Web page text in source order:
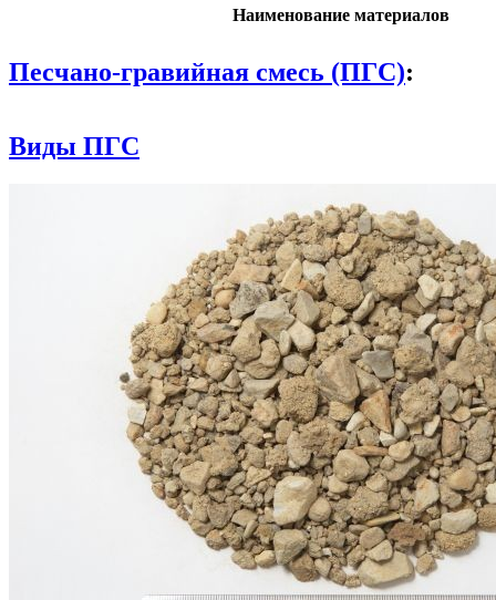
Наименование материалов
Песчано-гравийная смесь (ПГС):
Виды ПГС